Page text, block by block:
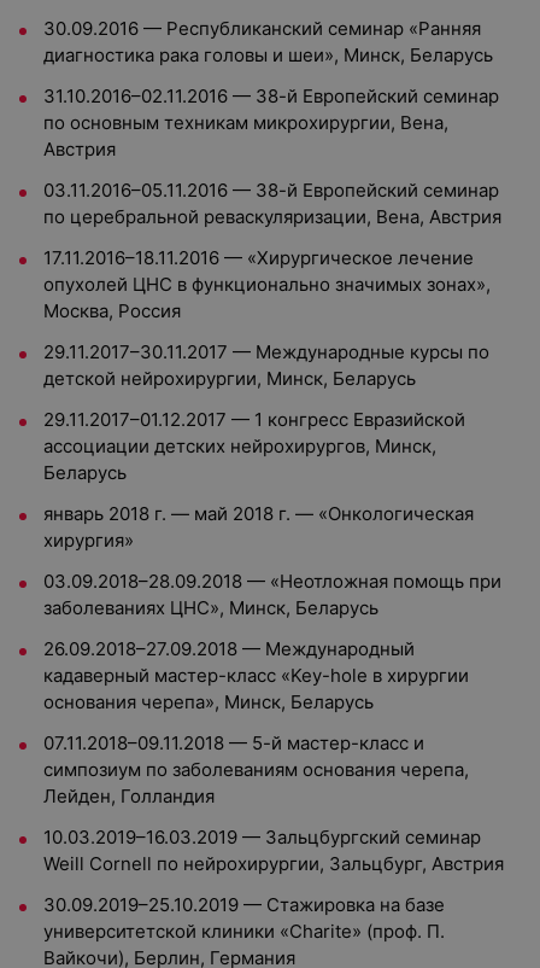
30.09.2016 — Республиканский семинар «Ранняя
диагностика рака головы и шеи», Минск, Беларусь
31.10.2016–02.11.2016 — 38-й Европейский семинар
по основным техникам микрохирургии, Вена,
Австрия
03.11.2016–05.11.2016 — 38-й Европейский семинар
по церебральной реваскуляризации, Вена, Австрия
17.11.2016–18.11.2016 — «Хирургическое лечение
опухолей ЦНС в функционально значимых зонах»,
Москва, Россия
29.11.2017–30.11.2017 — Международные курсы по
детской нейрохирургии, Минск, Беларусь
29.11.2017–01.12.2017 — 1 конгресс Евразийской
ассоциации детских нейрохирургов, Минск,
Беларусь
январь 2018 г. — май 2018 г. — «Онкологическая
хирургия»
03.09.2018–28.09.2018 — «Неотложная помощь при
заболеваниях ЦНС», Минск, Беларусь
26.09.2018–27.09.2018 — Международный
кадаверный мастер-класс «Key-hole в хирургии
основания черепа», Минск, Беларусь
07.11.2018–09.11.2018 — 5-й мастер-класс и
симпозиум по заболеваниям основания черепа,
Лейден, Голландия
10.03.2019–16.03.2019 — Зальцбургский семинар
Weill Cornell по нейрохирургии, Зальцбург, Австрия
30.09.2019–25.10.2019 — Стажировка на базе
университетской клиники «Charite» (проф. П.
Вайкочи), Берлин, Германия